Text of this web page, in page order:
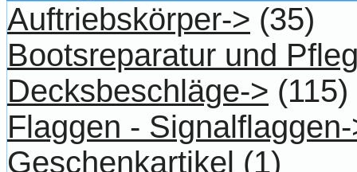
Auftriebskörper-> (35)
Bootsreparatur und
Decksbeschläge-> (115)
Flaggen -
Geschenkartikel (1)